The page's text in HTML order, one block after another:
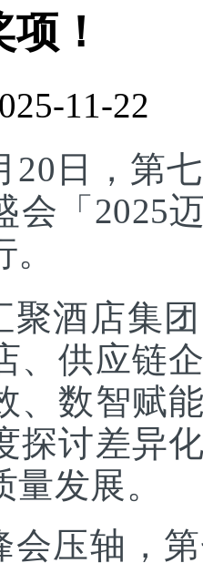
！
11-22
20日，第
会「2025
聚酒店集
、供应链
、数智赋
探讨差异
发展。
会压轴，